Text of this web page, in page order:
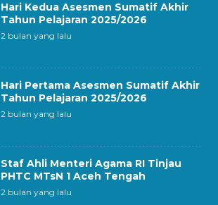
Hari Kedua Asesmen Sumatif Akhir
Tahun Pelajaran 2025/2026
2 bulan yang lalu
Hari Pertama Asesmen Sumatif Akhir
Tahun Pelajaran 2025/2026
2 bulan yang lalu
Staf Ahli Menteri Agama RI Tinjau
PHTC MTsN 1 Aceh Tengah
2 bulan yang lalu